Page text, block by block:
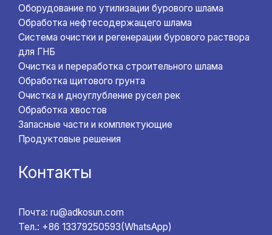
Оборудование по утилизации бурового шлама
Обработка нефтесодержащего шлама
Система очистки и регенерации бурового раствора
для ГНБ
Очистка и переработка строительного шлама
Обработка щитового грунта
Очистка и дноуглубление русел рек
Обработка хвостов
Запасные части и комплектующие
Продуктовые решения
Контакты
Почта: ru@adkosun.com
Тел.: +86 13379250593(WhatsApp)